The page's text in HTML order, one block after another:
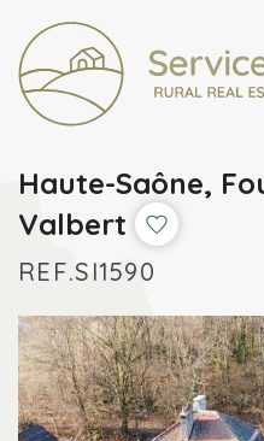
Haute-Saône,
Valbert
REF.SI1590